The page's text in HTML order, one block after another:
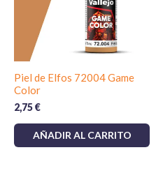
Piel de Elfos 72004 Game
Color
2,75€
AÑADIR AL CARRITO